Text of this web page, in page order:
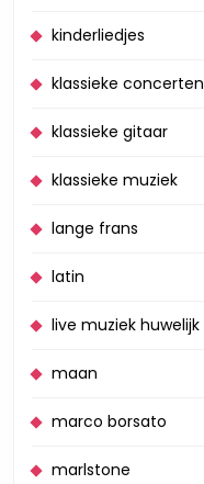
kinderliedjes
klassieke concerten
klassieke gitaar
klassieke muziek
lange frans
latin
live muziek huwelijk
maan
marco borsato
marlstone